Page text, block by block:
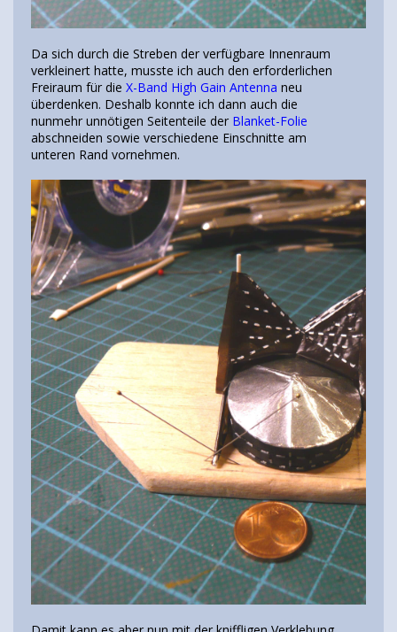
Da sich durch die Streben der verfügbare Innenraum
verkleinert hatte, musste ich auch den erforderlichen
Freiraum für die X-Band High Gain Antenna neu
überdenken. Deshalb konnte ich dann auch die
nunmehr unnötigen Seitenteile der Blanket-Folie
abschneiden sowie verschiedene Einschnitte am
unteren Rand vornehmen.